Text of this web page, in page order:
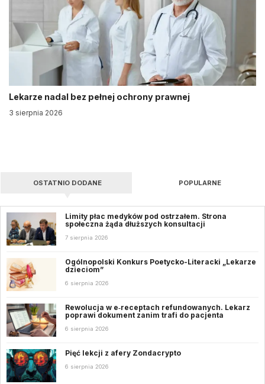
Lekarze nadal bez pełnej ochrony prawnej
3 sierpnia 2026
OSTATNIO DODANE POPULARNE
Limity płac medyków pod ostrzałem. Strona
społeczna żąda dłuższych konsultacji
7 sierpnia 2026
Ogólnopolski Konkurs Poetycko-Literacki „Lekarze
dzieciom”
6 sierpnia 2026
Rewolucja w e‑receptach refundowanych. Lekarz
poprawi dokument zanim trafi do pacjenta
6 sierpnia 2026
Pięć lekcji z afery Zondacrypto
6 sierpnia 2026